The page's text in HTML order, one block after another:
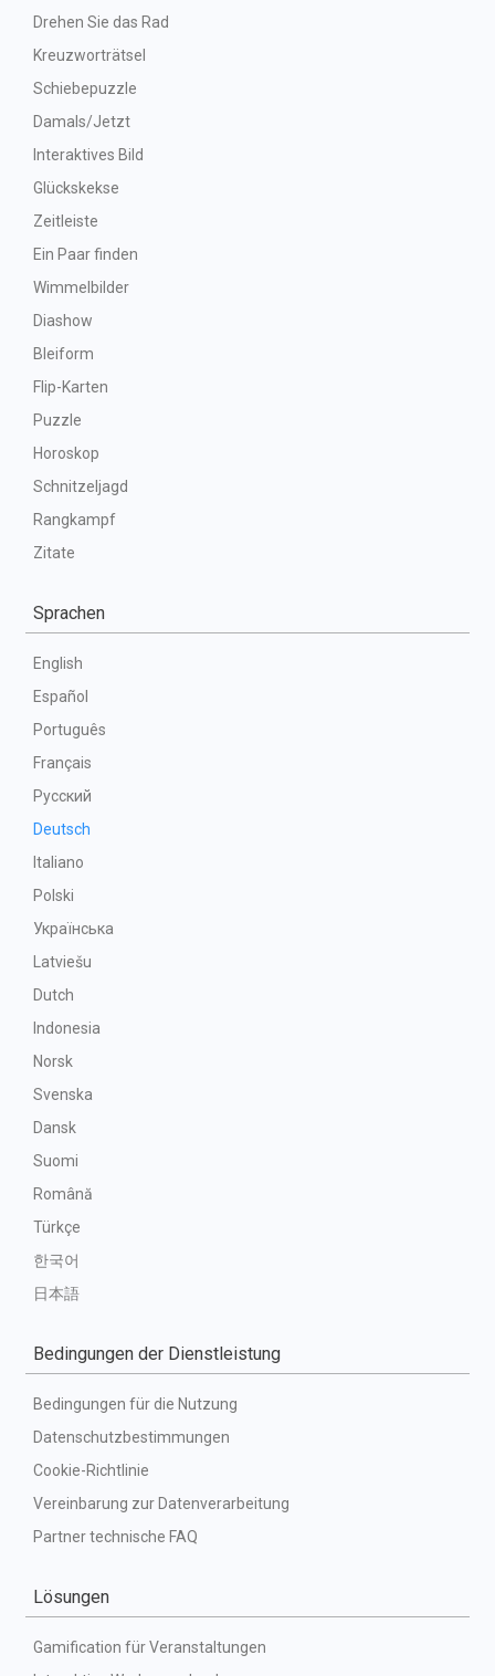
Drehen Sie das Rad
Kreuzworträtsel
Schiebepuzzle
Damals/Jetzt
Interaktives Bild
Glückskekse
Zeitleiste
Ein Paar finden
Wimmelbilder
Diashow
Bleiform
Flip-Karten
Puzzle
Horoskop
Schnitzeljagd
Rangkampf
Zitate
Sprachen
English
Español
Português
Français
Русский
Deutsch
Italiano
Polski
Українська
Latviešu
Dutch
Indonesia
Norsk
Svenska
Dansk
Suomi
Română
Türkçe
한국어
日本語
Bedingungen der Dienstleistung
Bedingungen für die Nutzung
Datenschutzbestimmungen
Cookie-Richtlinie
Vereinbarung zur Datenverarbeitung
Partner technische FAQ
Lösungen
Gamification für Veranstaltungen